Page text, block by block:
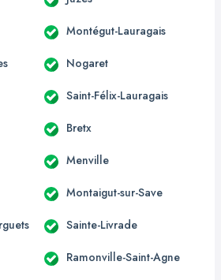
Montégut-Lauragais
Nogaret
Saint-Félix-Lauragais
Bretx
Menville
Montaigut-sur-Save
Sainte-Livrade
Ramonville-Saint-Agne